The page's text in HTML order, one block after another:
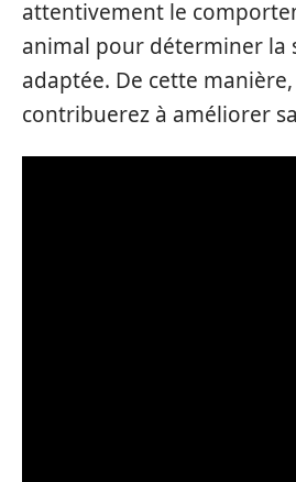
attentivement le
animal pour déterminer la
adaptée. De cette
contribuerez à améliorer